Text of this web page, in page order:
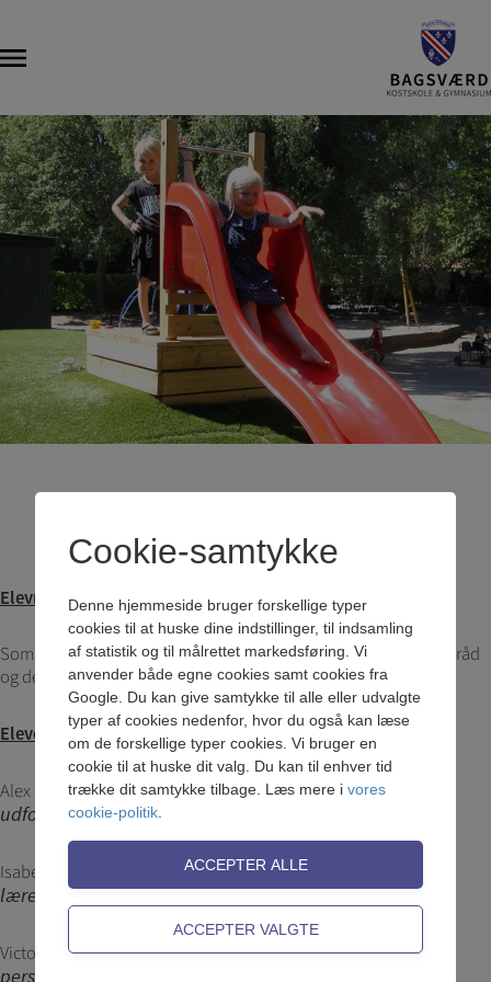
Elevråd
Som elev i 0. g har du mulighed for at deltage i gymnasiets elevråd
og derigennem få indflydelse på gymnasiets rammer.
Eleverne siger:
Alex (0.g): "0.g på Bagsværd Kostskole og Gymnasium er
udfordrende og interessant, men hyggeligt
Isabella (0.g): "
Godt sammenhold og undervisning med
lærere, der gode til deres fag :-)".
Victor (0.g): "Man lærer at være punktlig, studieteknik og
personlig udvikling
Cookie-samtykke
Denne hjemmeside bruger forskellige typer
cookies til at huske dine indstillinger, til indsamling
af statistik og til målrettet markedsføring. Vi
anvender både egne cookies samt cookies fra
Google. Du kan give samtykke til alle eller udvalgte
typer af cookies nedenfor, hvor du også kan læse
om de forskellige typer cookies. Vi bruger en
cookie til at huske dit valg. Du kan til enhver tid
trække dit samtykke tilbage. Læs mere i vores
cookie-politik